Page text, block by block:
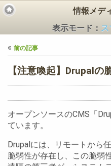
ス
情報メデ
表示モード： ス
« 前の記事
【注意喚起】Drupalの
オープンソースのCMS「
ています。
Drupalには、リモートから
脆弱性が存在し、この脆弱